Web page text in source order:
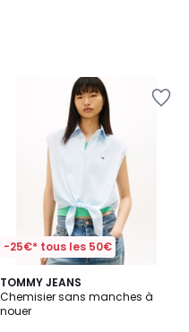
-25€* tous les 50€
TOMMY JEANS
Chemisier sans manches à
nouer